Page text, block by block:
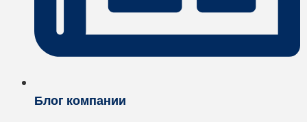
Блог компании